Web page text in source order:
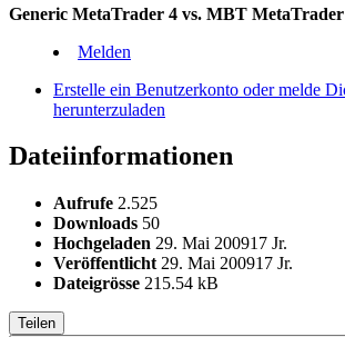
Generic MetaTrader 4 vs. MBT
Melden
Erstelle ein Benutzerkonto oder melde
herunterzuladen
Dateiinformationen
Aufrufe 2.525
Downloads 50
Hochgeladen 29. Mai 200917 Jr.
Veröffentlicht 29. Mai 200917 Jr.
Dateigrösse 215.54 kB
Teilen